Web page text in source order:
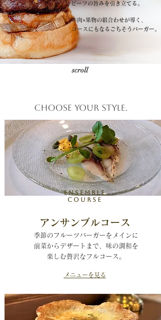
​ビーフの旨みを引き立てる。
牛肉×果物の組合わせが導く、​
​コースにもなるごちそうバーガー。
scroll
Choose your style.
Ensemble
course
アンサンブルコース
​季節のフルーツバーガーをメインに
前菜からデザートまで、味の調和を
楽しむ贅沢なフルコース。
メニューを見る